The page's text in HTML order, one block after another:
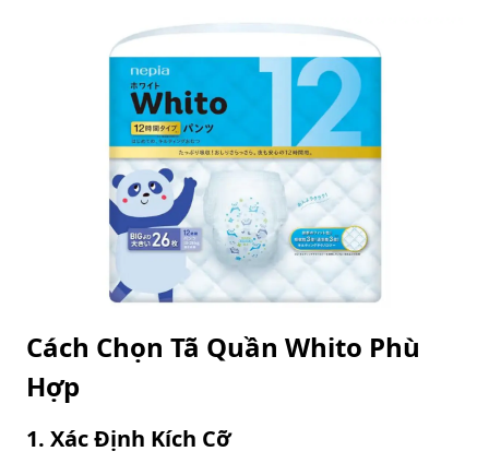
Cách Chọn Tã Quần Whito Phù
Hợp
1. Xác Định Kích Cỡ